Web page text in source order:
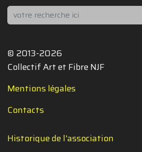
Rechercher
© 2013-2026
Collectif Art et Fibre NJF
Mentions légales
Contacts
Historique de l'association